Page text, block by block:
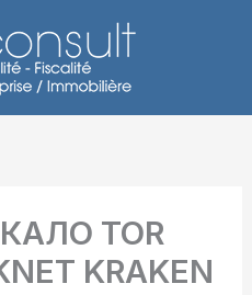
TOR
KRAKEN